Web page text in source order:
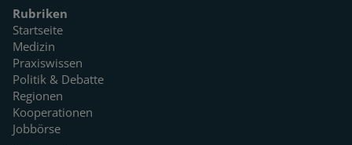
Rubriken
Startseite
Medizin
Praxiswissen
Politik & Debatte
Regionen
Kooperationen
Jobbörse